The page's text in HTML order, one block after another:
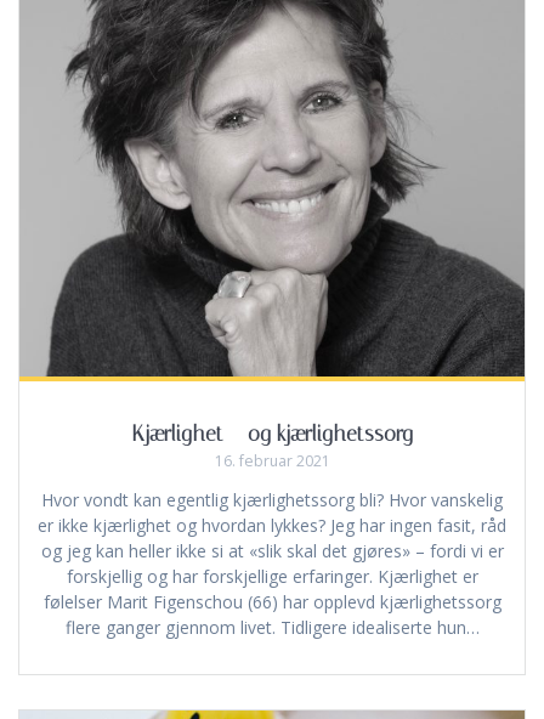
Kjærlighet – og kjærlighetssorg
16. februar 2021
Hvor vondt kan egentlig kjærlighetssorg bli? Hvor vanskelig
er ikke kjærlighet og hvordan lykkes? Jeg har ingen fasit, råd
og jeg kan heller ikke si at «slik skal det gjøres» – fordi vi er
forskjellig og har forskjellige erfaringer. Kjærlighet er
følelser Marit Figenschou (66) har opplevd kjærlighetssorg
flere ganger gjennom livet. Tidligere idealiserte hun…